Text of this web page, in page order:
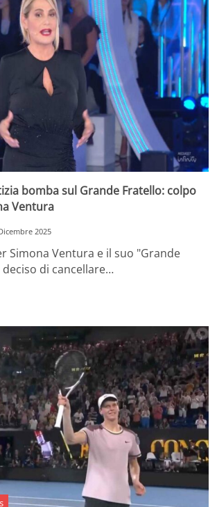
bomba sul Grande Fratello: colpo
Ventura
2025
Simona Ventura e il suo "Grande
di cancellare…